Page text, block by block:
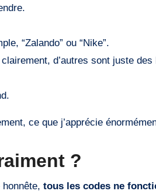
“Zalando” ou “Nike”.
d’autres sont juste des
ce que j’apprécie
?
tous les codes ne